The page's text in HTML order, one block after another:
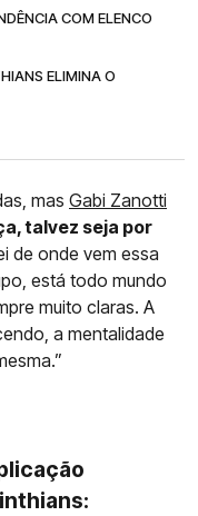
COM ELENCO
ELIMINA O
mas Gabi Zanotti
talvez seja por
de onde vem essa
está todo mundo
muito claras. A
a mentalidade